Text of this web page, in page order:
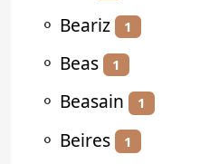
⚬ Beariz 1
⚬ Beas 1
⚬ Beasain 1
⚬ Beires 1